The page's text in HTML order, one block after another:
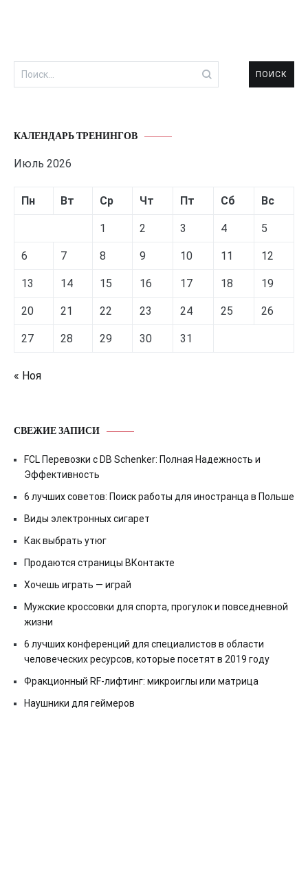
Найти:
КАЛЕНДАРЬ ТРЕНИНГОВ
Июль 2026
Пн Вт Ср Чт Пт Сб Вс
1 2 3 4 5
6 7 8 9 10 11 12
13 14 15 16 17 18 19
20 21 22 23 24 25 26
27 28 29 30 31
« Ноя
СВЕЖИЕ ЗАПИСИ
FCL Перевозки с DB Schenker: Полная Надежность и
Эффективность
6 лучших советов: Поиск работы для иностранца в Польше
Виды электронных сигарет
Как выбрать утюг
Продаются страницы ВКонтакте
Хочешь играть — играй
Мужские кроссовки для спорта, прогулок и повседневной
жизни
6 лучших конференций для специалистов в области
человеческих ресурсов, которые посетят в 2019 году
Фракционный RF-лифтинг: микроиглы или матрица
Наушники для геймеров